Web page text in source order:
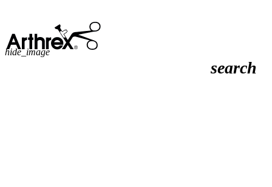
search
hide_image